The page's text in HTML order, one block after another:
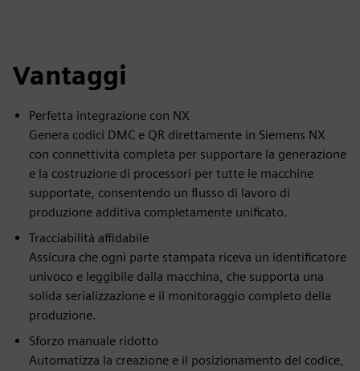
Vantaggi
Perfetta integrazione con NX
Genera codici DMC e QR direttamente in Siemens NX
con connettività completa per supportare la generazione
e la costruzione di processori per tutte le macchine
supportate, consentendo un flusso di lavoro di
produzione additiva completamente unificato.
Tracciabilità affidabile
Assicura che ogni parte stampata riceva un identificatore
univoco e leggibile dalla macchina, che supporta una
solida serializzazione e il monitoraggio completo della
produzione.
Sforzo manuale ridotto
Automatizza la creazione e il posizionamento del codice,